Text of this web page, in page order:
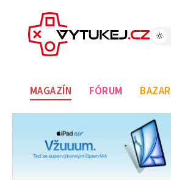
MAGAZÍN FÓRUM BAZAR